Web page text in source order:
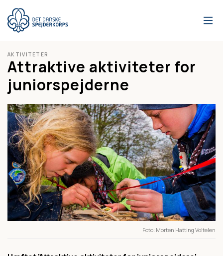
hovedindhold
AKTIVITETER
Attraktive aktiviteter for
juniorspejderne
Foto Morten Hatting Voltelen